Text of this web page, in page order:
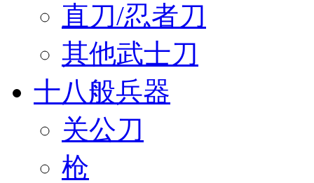
直刀/忍者刀
其他武士刀
十八般兵器
关公刀
枪